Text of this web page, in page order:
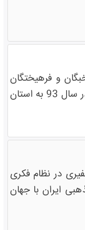
و فرهیختگان
طلاب شیعه و سنی شرق گلستان در دانشگاه گنبدکاووس اظهار داشت: برای نخستین بار کاروان ایران سرزمین برادری در سال 93 به استان
در نظام فکری
ایران با جهان